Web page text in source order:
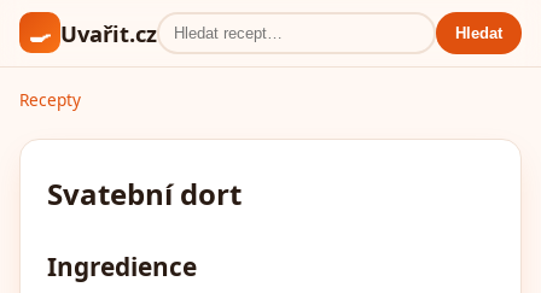
🍳 Uvařit.cz Hledat
Recepty
Svatební dort
Ingredience